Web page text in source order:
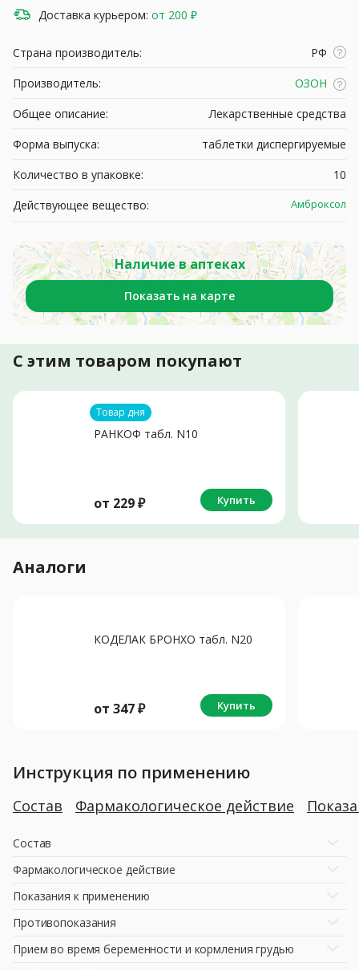
Доставка курьером: от 200 ₽
Страна производитель:
РФ
Производитель:
ОЗОН
Общее описание:
Лекарственные средства
Форма выпуска:
таблетки диспергируемые
Количество в упаковке:
10
Действующее вещество:
Амброксол
Наличие в аптеках
Показать на карте
С этим товаром покупают
Товар дня
РАНКОФ табл. N10
от 229₽ Купить
Аналоги
КОДЕЛАК БРОНХО табл. N20
от 347₽ Купить
Инструкция по применению
Состав Фармакологическое действие
Состав
Фармакологическое действие
Показания к применению
Противопоказания
Прием во время беременности и кормления грудью